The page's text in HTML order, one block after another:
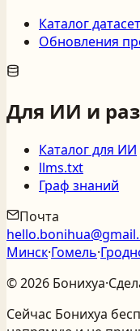
Каталог
Обновления
Для ИИ и
Каталог для ИИ
llms.txt
Граф знаний
Почта
Минск·Гомель·
©2026 Бонихуа·
Сейчас Бонихуа